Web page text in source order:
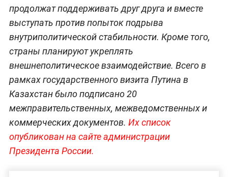
продолжат поддерживать друг друга и вместе
выступать против попыток подрыва
внутриполитической стабильности. Кроме того,
страны планируют укреплять
внешнеполитическое взаимодействие. Всего в
рамках государственного визита Путина в
Казахстан было подписано 20
межправительственных, межведомственных и
коммерческих документов. Их список
опубликован на сайте администрации
Президента России.